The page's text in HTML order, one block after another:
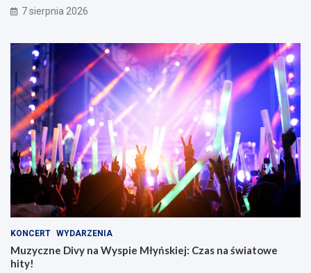
7 sierpnia 2026
KONCERT WYDARZENIA
Muzyczne Divy na Wyspie Młyńskiej: Czas na światowe
hity!